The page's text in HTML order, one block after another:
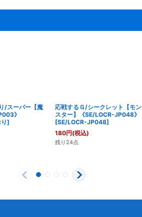
/スーパー【魔
》
り]
応戦するＧ/シークレット【モン
スター】《SE/LOCR-JP048》
[SE/LOCR-JP048]
180円(税込)
残り24点